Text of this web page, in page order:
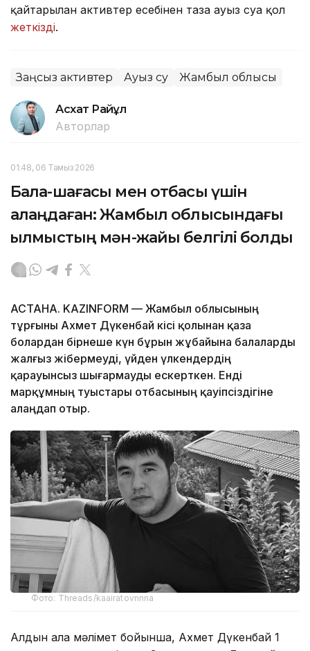
қайтарылған активтер есебінен таза ауыз суға қол
жеткізді.
Заңсыз активтер Ауыз су Жамбыл облысы
Асхат Райқұл
Авторлар
01:48, 06 Тамыз 2026
Бала-шағасы мен отбасы үшін
алаңдаған: Жамбыл облысындағы
қылмыстың мән-жайы белгілі болды
АСТАНА. KAZINFORM — Жамбыл облысының
тұрғыны Ахмет Дүкенбай кісі қолынан қаза
болардан бірнеше күн бұрын жұбайына балаларды
жалғыз жібермеуді, үйден үлкендердің
қарауынсыз шығармауды ескерткен. Енді
марқұмның туыстары отбасының қауіпсіздігіне
алаңдап отыр.
Фото: Threads/kaairatovnnna
Алдын ала мәлімет бойынша, Ахмет Дүкенбай 1